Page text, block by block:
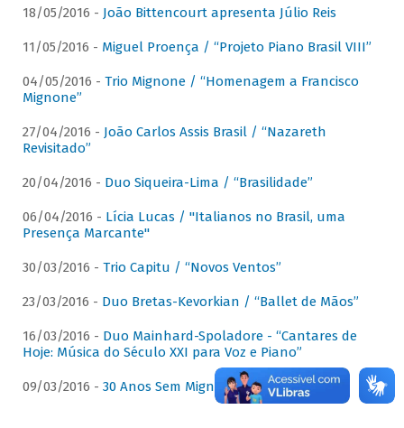
18/05/2016 - João Bittencourt apresenta Júlio Reis
11/05/2016 - Miguel Proença / “Projeto Piano Brasil VIII”
04/05/2016 - Trio Mignone / “Homenagem a Francisco
Mignone”
27/04/2016 - João Carlos Assis Brasil / “Nazareth
Revisitado”
20/04/2016 - Duo Siqueira-Lima / “Brasilidade”
06/04/2016 - Lícia Lucas / "Italianos no Brasil, uma
Presença Marcante"
30/03/2016 - Trio Capitu / “Novos Ventos”
23/03/2016 - Duo Bretas-Kevorkian / “Ballet de Mãos”
16/03/2016 - Duo Mainhard-Spoladore - “Cantares de
Hoje: Música do Século XXI para Voz e Piano”
09/03/2016 - 30 Anos Sem Mignone